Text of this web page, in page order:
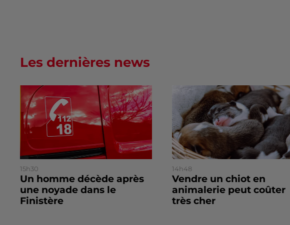
Les dernières news
15h30
Un homme décède après
une noyade dans le
Finistère
14h48
Vendre un chiot en
animalerie peut coûter
très cher